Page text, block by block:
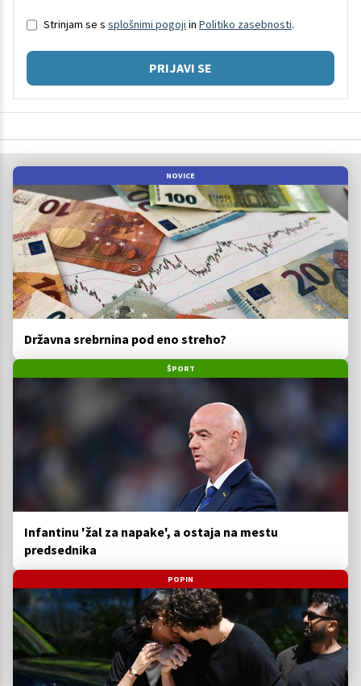
Strinjam se s splošnimi pogoji in Politiko zasebnosti.
PRIJAVI SE
NOVICE
Državna srebrnina pod eno streho?
ŠPORT
Infantinu 'žal za napake', a ostaja na mestu
predsednika
POPIN